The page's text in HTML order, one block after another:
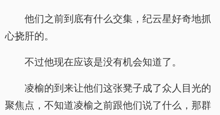
他们之前到底有什么交集，纪云星好奇地抓
心挠肝的。
不过他现在应该是没有机会知道了。
凌榆的到来让他们这张凳子成了众人目光的
聚焦点，不知道凌榆之前跟他们说了什么，那群